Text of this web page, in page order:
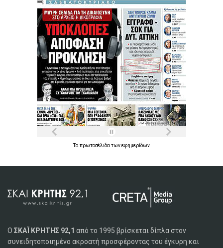
Τα πρωτοσέλιδα τωνεφημερίδων
Ο ΣΚΑΪ ΚΡΗΤΗΣ 92,1 από το 1995 βρίσκεται δίπλα στον
συνειδητοποιημένο ακροατή προσφέροντας του έγκυρη και